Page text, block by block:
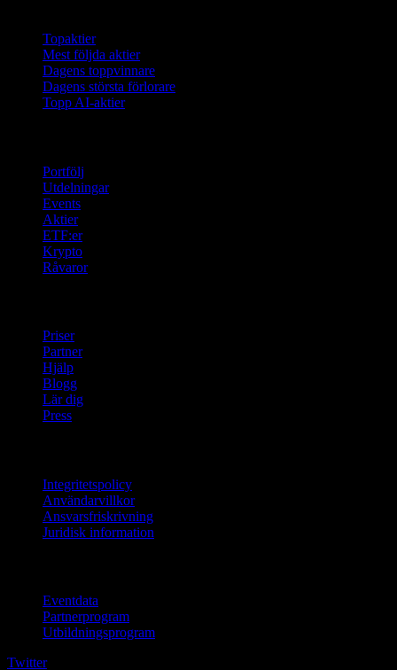
Topaktier
Mest följda aktier
Dagens toppvinnare
Dagens största förlorare
Topp AI-aktier
Portfölj
Utdelningar
Events
Aktier
ETF:er
Krypto
Råvaror
Priser
Partner
Hjälp
Blogg
Lär dig
Press
Integritetspolicy
Användarvillkor
Ansvarsfriskrivning
Juridisk information
Eventdata
Partnerprogram
Utbildningsprogram
Twitter